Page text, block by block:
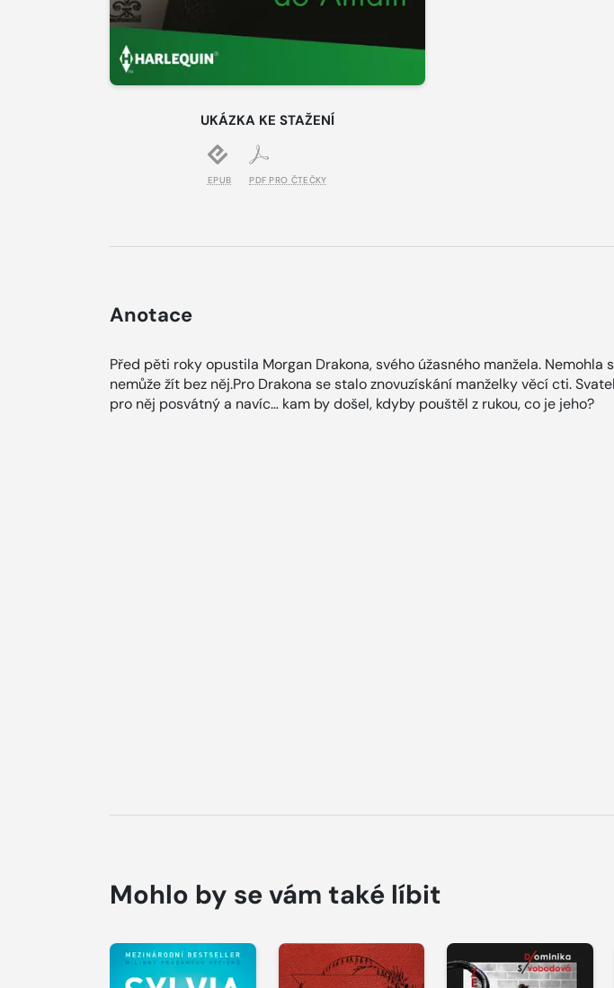
UKÁZKA KE STAŽENÍ
EPUB PDF PRO ČTEČKY
Anotace
Před pěti roky opustila Morgan Drakona, svého úžasného manžela. Nemohla
nemůže žít bez něj.Pro Drakona se stalo znovuzískání manželky věcí cti.
pro něj posvátný a navíc… kam by došel, kdyby pouštěl z rukou, co je jeho?
Mohlo by se vám také líbit